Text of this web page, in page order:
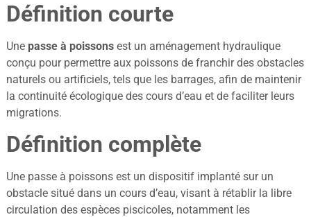
Définition courte
Une passe à poissonsest un aménagement hydraulique
conçu pour permettre aux poissons de franchir des obstacles
naturels ou artificiels, tels que les barrages, afin de maintenir
la continuité écologique des cours d’eau et de faciliter leurs
migrations.
Définition complète
Une passe à poissons est un dispositif implanté sur un
obstacle situé dans un cours d’eau, visant à rétablir la libre
circulation des espèces piscicoles, notamment les